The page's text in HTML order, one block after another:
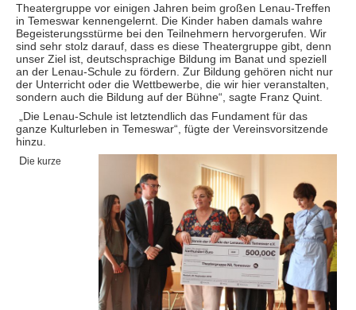
Theatergruppe vor einigen Jahren beim großen Lenau-Treffen
in Temeswar kennengelernt. Die Kinder haben damals wahre
Begeisterungsstürme bei den Teilnehmern hervorgerufen. Wir
sind sehr stolz darauf, dass es diese Theatergruppe gibt, denn
unser Ziel ist, deutschsprachige Bildung im Banat und speziell
an der Lenau-Schule zu fördern. Zur Bildung gehören nicht nur
der Unterricht oder die Wettbewerbe, die wir hier veranstalten,
sondern auch die Bildung auf der Bühne“, sagte Franz Quint.
„Die Lenau-Schule ist letztendlich das Fundament für das
ganze Kulturleben in Temeswar“, fügte der Vereinsvorsitzende
hinzu.
Die kurze